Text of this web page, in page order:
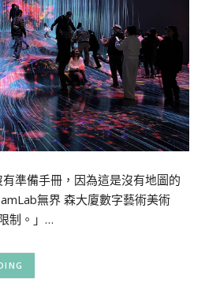
準備手冊，因為這是沒有地圖的
無界 森大廈數字藝術美術
制。」…